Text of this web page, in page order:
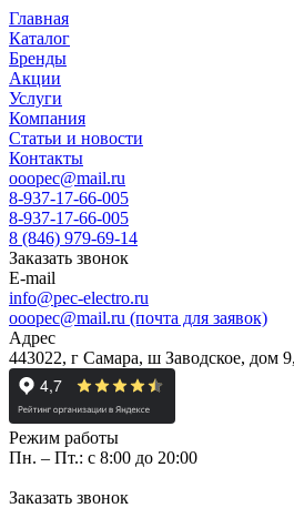
Главная
Каталог
Бренды
Акции
Услуги
Компания
Статьи и новости
Контакты
ooopec@mail.ru
8-937-17-66-005
8-937-17-66-005
8 (846) 979-69-14
Заказать звонок
E-mail
info@pec-electro.ru
ooopec@mail.ru (почта для заявок)
Адрес
443022, г Самара, ш Заводское, дом
Режим работы
Пн. – Пт.: с 8:00 до 20:00
Заказать звонок